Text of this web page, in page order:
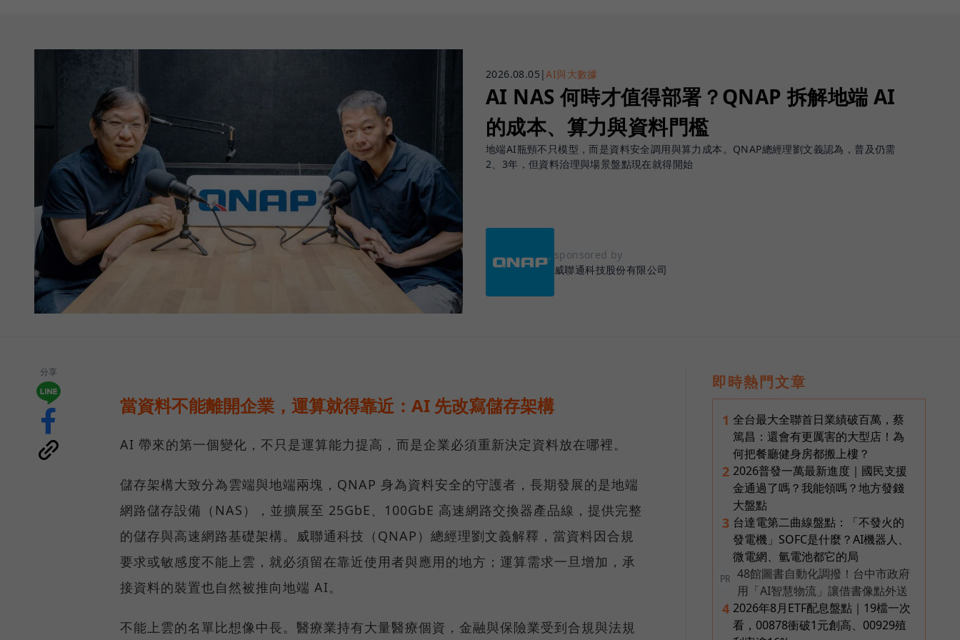
2026.08.05 |AI與大數據
AI NAS 何時才值得部署？QNAP 拆解地端 AI
的成本、算力與資料門檻
地端AI瓶頸不只模型，而是資料安全調用與算力成本。QNAP總經理劉文義認為，普及仍需
2、3年，但資料治理與場景盤點現在就得開始
sponsored by
威聯通科技股份有限公司
分享
當資料不能離開企業，運算就得靠近：AI 先改寫儲存架構
AI 帶來的第一個變化，不只是運算能力提高，而是企業必須重新決定資料放在哪裡。
儲存架構大致分為雲端與地端兩塊，QNAP 身為資料安全的守護者，長期發展的是地端
網路儲存設備（NAS），並擴展至 25GbE、100GbE 高速網路交換器產品線，提供完整
的儲存與高速網路基礎架構。威聯通科技（QNAP）總經理劉文義解釋，當資料因合規
要求或敏感度不能上雲，就必須留在靠近使用者與應用的地方；運算需求一旦增加，承
接資料的裝置也自然被推向地端 AI。
不能上雲的名單比想像中長。醫療業持有大量醫療個資，金融與保險業受到合規與法規
即時熱門文章
1 全台最大全聯首日業績破百萬，蔡
篤昌：還會有更厲害的大型店！為
何把餐廳健身房都搬上樓？
2 2026普發一萬最新進度｜國民支援
金通過了嗎？我能領嗎？地方發錢
大盤點
3 台達電第二曲線盤點：「不發火的
發電機」SOFC是什麼？AI機器人、
微電網、氫電池都它的局
PR
48館圖書自動化調撥！台中市政府
用「AI智慧物流」讓借書像點外送
4 2026年8月ETF配息盤點｜19檔一次
看，00878衝破1元創高、00929殖